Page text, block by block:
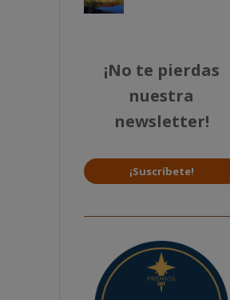
¡No te pierdas
nuestra
newsletter!
¡Suscríbete!